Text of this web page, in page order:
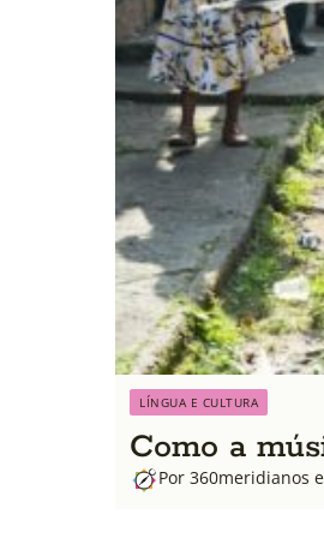
LÍNGUA E CULTURA
Como a
Por 360meridianos